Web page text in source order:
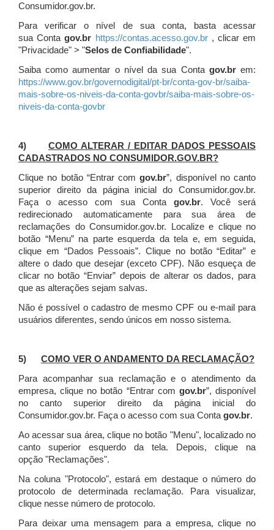
Consumidor.gov.br.
Para verificar o nível de sua conta, basta acessar
sua Contagov.br https://contas.acesso.gov.br, clicar em
"Privacidade" > "Selos de Confiabilidade".
Saiba como aumentar o nível da sua Conta gov.brem:
https://www.gov.br/governodigital/pt-br/conta-gov-br/saiba-
mais-sobre-os-niveis-da-conta-govbr/saiba-mais-sobre-os-
niveis-da-conta-govbr
4) COMO ALTERAR / EDITAR DADOS PESSOAIS
CADASTRADOS NO CONSUMIDOR.GOV.BR?
Clique no botão “Entrar comgov.br”, disponível no canto
superior direito da página inicial do Consumidor.gov.br.
Faça o acesso com sua Conta gov.br. Você será
redirecionado automaticamente para sua área de
reclamações do Consumidor.gov.br.
Localize e clique no
botão “Menu” na parte esquerda da tela e, em seguida,
clique em “Dados Pessoais”. Clique no botão “Editar” e
altere o dado que desejar (exceto CPF). Não esqueça de
clicar no botão “Enviar” depois de alterar os dados, para
que as alterações sejam salvas.
Não é possível o cadastro de mesmo CPF ou e-mail para
usuários diferentes, sendo únicos em nosso sistema.
5) COMO VER O ANDAMENTO DA RECLAMAÇÃO?
Para acompanhar sua reclamação e o atendimento da
empresa, clique no botão “Entrar com gov.br”, disponível
no canto superior direito da página inicial do
Consumidor.gov.br. Faça o acesso com sua Contagov.br.
Ao acessar sua área, clique no botão "Menu", localizado no
canto superior esquerdo da tela. Depois, clique na
opção "Reclamações".
Na coluna "Protocolo", estará em destaque o número do
protocolo de determinada reclamação. Para visualizar,
clique nesse número de protocolo.
Para deixar uma mensagem para a empresa, clique no